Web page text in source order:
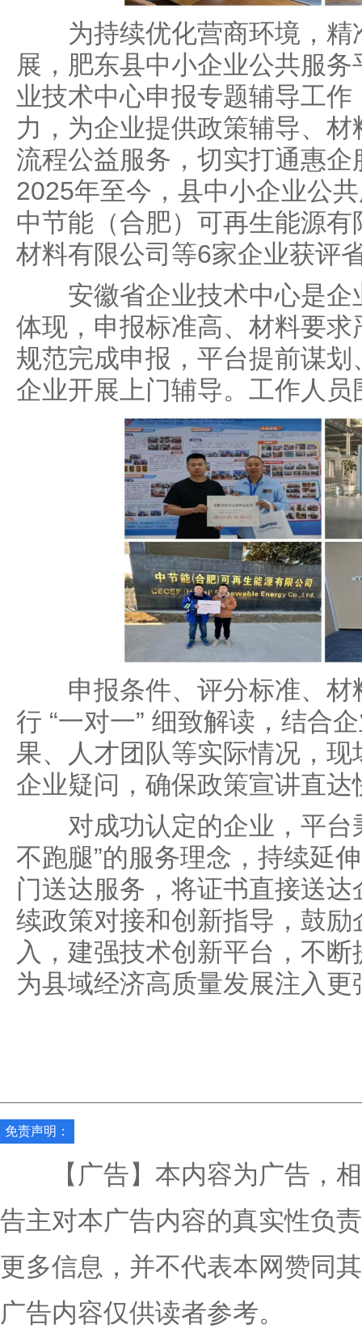
为持续优化营商环境，精
展，肥东县中小企业公共服
业技术中心申报专题辅导工
力，为企业提供政策辅导、
流程公益服务，切实打通惠企
2025年至今，县中小企业公
中节能（合肥）可再生能源
材料有限公司等6家企业获评
安徽省企业技术中心是企
体现，申报标准高、材料要
规范完成申报，平台提前谋
企业开展上门辅导。工作人员
申报条件、评分标准、材
行 “一对一” 细致解读，结合
果、人才团队等实际情况，
企业疑问，确保政策宣讲直
对成功认定的企业，平台
不跑腿”的服务理念，持续延
门送达服务，将证书直接送
续政策对接和创新指导，鼓
入，建强技术创新平台，不
为县域经济高质量发展注入更
免责声明：
【广告】本内容为广告，相
告主对本广告内容的真实性负
更多信息，并不代表本网赞同
广告内容仅供读者参考。